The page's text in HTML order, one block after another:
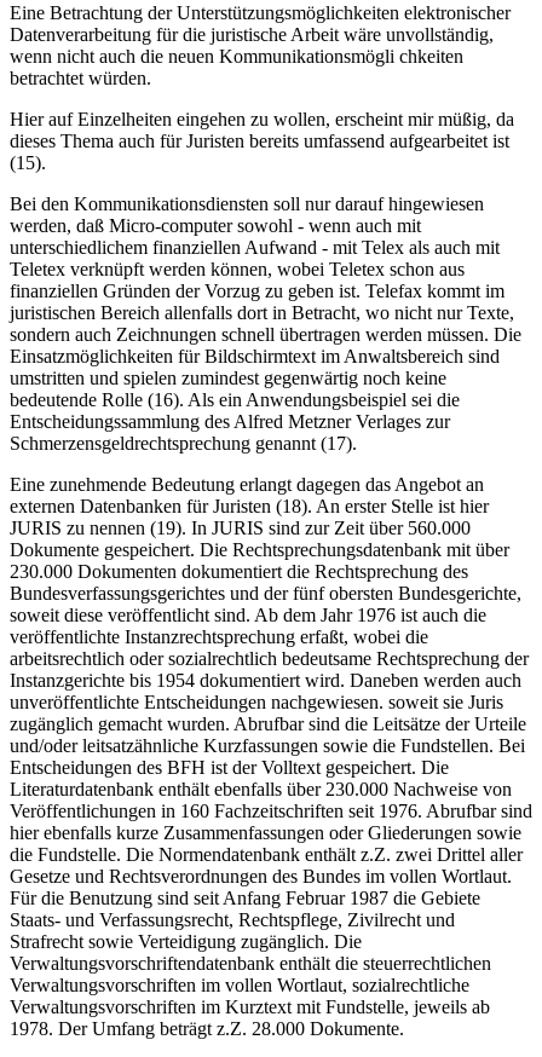
Eine Betrachtung der Unterstützungsmöglichkeiten elektronischer
Datenverarbeitung für die juristische Arbeit wäre unvollständig,
wenn nicht auch die neuen Kommunikationsmögli chkeiten
betrachtet würden.
Hier auf Einzelheiten eingehen zu wollen, erscheint mir müßig, da
dieses Thema auch für Juristen bereits umfassend aufgearbeitet ist
(15).
Bei den Kommunikationsdiensten soll nur darauf hingewiesen
werden, daß Micro-computer sowohl - wenn auch mit
unterschiedlichem finanziellen Aufwand - mit Telex als auch mit
Teletex verknüpft werden können, wobei Teletex schon aus
finanziellen Gründen der Vorzug zu geben ist. Telefax kommt im
juristischen Bereich allenfalls dort in Betracht, wo nicht nur Texte,
sondern auch Zeichnungen schnell übertragen werden müssen. Die
Einsatzmöglichkeiten für Bildschirmtext im Anwaltsbereich sind
umstritten und spielen zumindest gegenwärtig noch keine
bedeutende Rolle (16). Als ein Anwendungsbeispiel sei die
Entscheidungssammlung des Alfred Metzner Verlages zur
Schmerzensgeldrechtsprechung genannt (17).
Eine zunehmende Bedeutung erlangt dagegen das Angebot an
externen Datenbanken für Juristen (18). An erster Stelle ist hier
JURIS zu nennen (19). In JURIS sind zur Zeit über 560.000
Dokumente gespeichert. Die Rechtsprechungsdatenbank mit über
230.000 Dokumenten dokumentiert die Rechtsprechung des
Bundesverfassungsgerichtes und der fünf obersten Bundesgerichte,
soweit diese veröffentlicht sind. Ab dem Jahr 1976 ist auch die
veröffentlichte Instanzrechtsprechung erfaßt, wobei die
arbeitsrechtlich oder sozialrechtlich bedeutsame Rechtsprechung der
Instanzgerichte bis 1954 dokumentiert wird. Daneben werden auch
unveröffentlichte Entscheidungen nachgewiesen. soweit sie Juris
zugänglich gemacht wurden. Abrufbar sind die Leitsätze der Urteile
und/oder leitsatzähnliche Kurzfassungen sowie die Fundstellen. Bei
Entscheidungen des BFH ist der Volltext gespeichert. Die
Literaturdatenbank enthält ebenfalls über 230.000 Nachweise von
Veröffentlichungen in 160 Fachzeitschriften seit 1976. Abrufbar sind
hier ebenfalls kurze Zusammenfassungen oder Gliederungen sowie
die Fundstelle. Die Normendatenbank enthält z.Z. zwei Drittel aller
Gesetze und Rechtsverordnungen des Bundes im vollen Wortlaut.
Für die Benutzung sind seit Anfang Februar 1987 die Gebiete
Staats- und Verfassungsrecht, Rechtspflege, Zivilrecht und
Strafrecht sowie Verteidigung zugänglich. Die
Verwaltungsvorschriftendatenbank enthält die steuerrechtlichen
Verwaltungsvorschriften im vollen Wortlaut, sozialrechtliche
Verwaltungsvorschriften im Kurztext mit Fundstelle, jeweils ab
1978. Der Umfang beträgt z.Z. 28.000 Dokumente.